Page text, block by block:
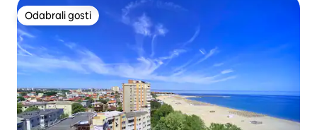
Odabrali gosti
Odabrali gosti